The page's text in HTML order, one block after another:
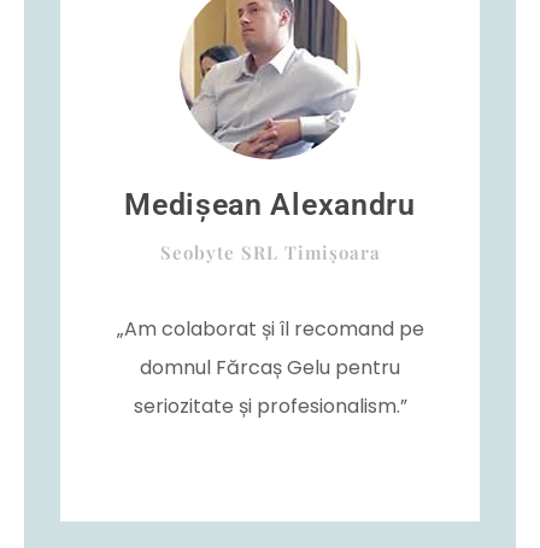
Medișean Alexandru
Seobyte SRL Timișoara
„Am colaborat și îl recomand pe
domnul Fărcaș Gelu pentru
seriozitate și profesionalism.”